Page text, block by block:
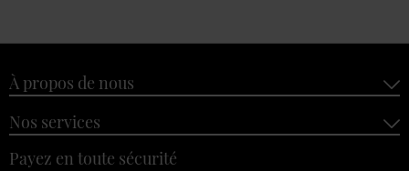
À propos de nous
Nos services
Payez en toute sécurité